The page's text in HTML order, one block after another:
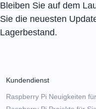
Bleiben Sie auf dem
Sie die neuesten
Lagerbestand.
Kundendienst
Raspberry Pi Neuigkeiten